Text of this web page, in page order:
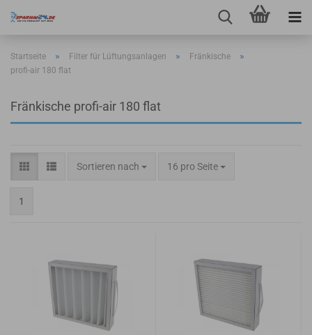
Startseite » Filter für Lüftungsanlagen » Fränkische »
profi-air 180 flat
Fränkische profi-air 180 flat
Sortieren nach
Sortieren nach 16 pro Seite
pro Seite
1